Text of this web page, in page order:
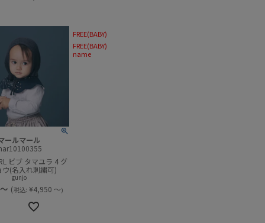
ールマール
ビブ タマユラ 4 グ
ウ(名入れ刺繍可)
gunjo
(税込: ¥4,950 ～)
FREE(BABY)
FREE(BABY)
name